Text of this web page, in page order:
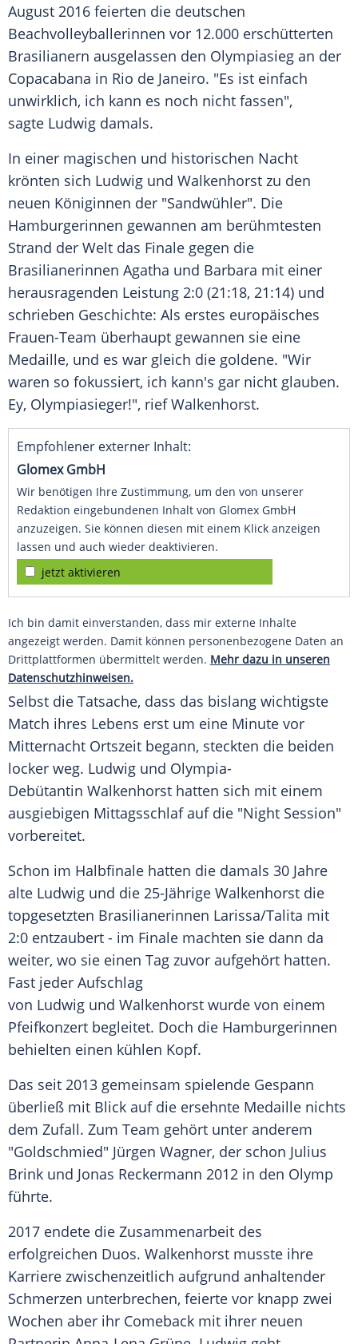
August 2016 feierten die deutschen
Beachvolleyballerinnen vor 12.000 erschütterten
Brasilianern ausgelassen den Olympiasieg an der
Copacabana in Rio de Janeiro. "Es ist einfach
unwirklich, ich kann es noch nicht fassen",
sagte Ludwig damals.
In einer magischen und historischen Nacht
krönten sich Ludwig und Walkenhorst zu den
neuen Königinnen der "Sandwühler". Die
Hamburgerinnen gewannen am berühmtesten
Strand der Welt das Finale gegen die
Brasilianerinnen Agatha und Barbara mit einer
herausragenden Leistung 2:0 (21:18, 21:14) und
schrieben Geschichte: Als erstes europäisches
Frauen-Team überhaupt gewannen sie eine
Medaille, und es war gleich die goldene. "Wir
waren so fokussiert, ich kann's gar nicht glauben.
Ey, Olympiasieger!", rief Walkenhorst.
Empfohlener externer Inhalt:
Glomex GmbH
Wir benötigen Ihre Zustimmung, um den von unserer
Redaktion eingebundenen Inhalt von Glomex GmbH
anzuzeigen. Sie können diesen mit einem Klick anzeigen
lassen und auch wieder deaktivieren.
jetzt aktivieren
Ich bin damit einverstanden, dass mir externe Inhalte
angezeigt werden. Damit können personenbezogene Daten an
Drittplattformen übermittelt werden. Mehr dazu in unseren
Datenschutzhinweisen.
Selbst die Tatsache, dass das bislang wichtigste
Match ihres Lebens erst um eine Minute vor
Mitternacht Ortszeit begann, steckten die beiden
locker weg. Ludwig und Olympia-
Debütantin Walkenhorst hatten sich mit einem
ausgiebigen Mittagsschlaf auf die "Night Session"
vorbereitet.
Schon im Halbfinale hatten die damals 30 Jahre
alte Ludwig und die 25-Jährige Walkenhorst die
topgesetzten Brasilianerinnen Larissa/Talita mit
2:0 entzaubert - im Finale machten sie dann da
weiter, wo sie einen Tag zuvor aufgehört hatten.
Fast jeder Aufschlag
von Ludwig und Walkenhorst wurde von einem
Pfeifkonzert begleitet. Doch die Hamburgerinnen
behielten einen kühlen Kopf.
Das seit 2013 gemeinsam spielende Gespann
überließ mit Blick auf die ersehnte Medaille nichts
dem Zufall. Zum Team gehört unter anderem
"Goldschmied" Jürgen Wagner, der schon Julius
Brink und Jonas Reckermann 2012 in den Olymp
führte.
2017 endete die Zusammenarbeit des
erfolgreichen Duos. Walkenhorst musste ihre
Karriere zwischenzeitlich aufgrund anhaltender
Schmerzen unterbrechen, feierte vor knapp zwei
Wochen aber ihr Comeback mit ihrer neuen